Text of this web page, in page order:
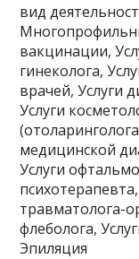
вид
вакцинации,
гинеколога,
врачей, Услуги
Услуги
медицинской
Услуги
травматолога-
флеболога,
Эпиляция